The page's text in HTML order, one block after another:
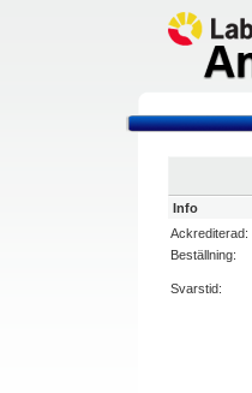
Info
Ackrediterad:
Beställning:
Svarstid: